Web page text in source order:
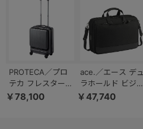
PROTECA／プロ
テカ フレスター
EX 機内持ち込み
￥78,100
ace.／エース デュ
ラホールド ビジネ
スブリーフ B4フ
￥47,740